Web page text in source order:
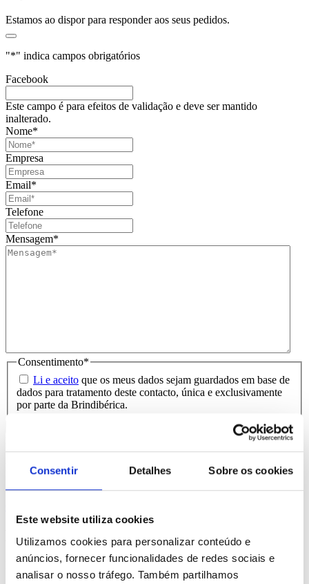
Consentir Detalhes Sobre os cookies
Este website utiliza cookies
Utilizamos cookies para personalizar conteúdo e
anúncios, fornecer funcionalidades de redes sociais e
analisar o nosso tráfego. Também partilhamos
Estamos ao dispor para responder aos seus pedidos.
"*" indica campos obrigatórios
Facebook
Este campo é para efeitos de validação e deve ser mantido
inalterado.
Nome*
Empresa
Email*
Telefone
Mensagem*
Consentimento*
Li e aceito que os meus dados sejam guardados em base de
dados para tratamento deste contacto, única e exclusivamente
por parte da Brindibérica.
Produtos Relacionados
Bachmann
REF. BI-PS-93171